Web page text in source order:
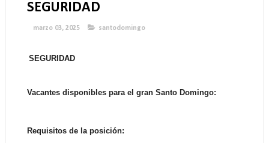
SEGURIDAD
marzo 03, 2025 santodomingo
SEGURIDAD
Vacantes disponibles para el gran Santo Domingo:
Requisitos de la posición: